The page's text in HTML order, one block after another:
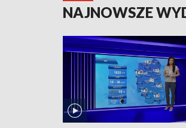
NAJNOWSZE